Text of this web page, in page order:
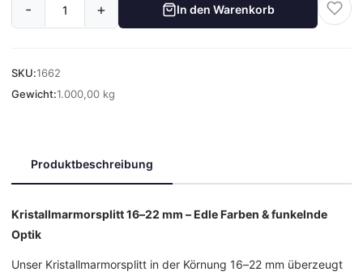
- + In den Warenkorb
SKU:1662
Gewicht:1.000,00 kg
Produktbeschreibung
Kristallmarmorsplitt 16–22 mm – Edle Farben & funkelnde
Optik
Unser Kristallmarmorsplitt in der Körnung 16–22 mm überzeugt